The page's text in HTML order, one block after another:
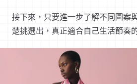
接下來，只要進一步了解不同圖案
楚挑選出，真正適合自己生活節奏